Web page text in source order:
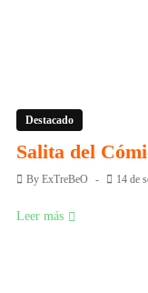
Destacado
Salita del
By ExTreBeO 14 de
Leer más